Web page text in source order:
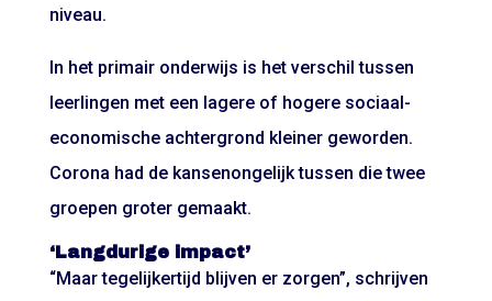
niveau.
In het primair onderwijs is het verschil tussen
leerlingen met een lagere of hogere sociaal-
economische achtergrond kleiner geworden.
Corona had de kansenongelijk tussen die twee
groepen groter gemaakt.
‘Langdurige impact’
“Maar tegelijkertijd blijven er zorgen”, schrijven